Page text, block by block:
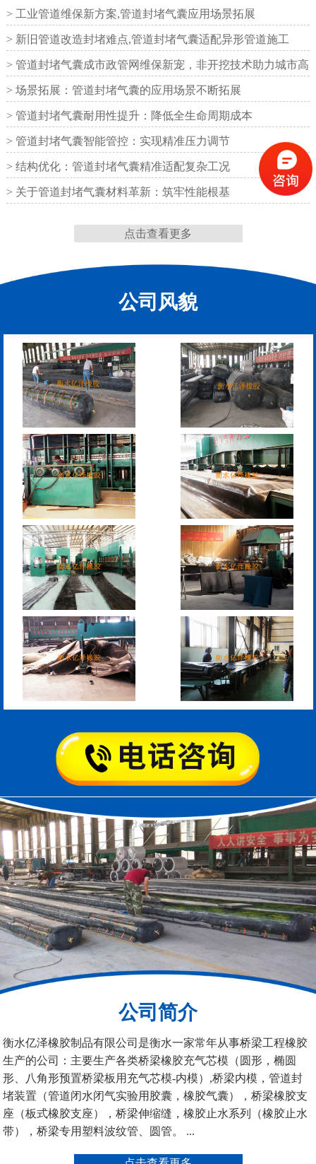
铁路盆式支座 公路盆式橡胶支座
缝
缝
RG型桥梁伸缩缝
D40、60、80型桥梁伸
缩缝
模数式160、240、320伸
缩缝
SF梳型伸缩缝
L型桥梁伸缩缝 Z型桥梁伸缩缝
板式橡胶伸缩缝 C型桥梁伸缩缝
200*25米圆形桥梁气囊 390*14米的圆形充气芯
模
> 工业管道维保新方案,管道封堵气囊应用场景拓展
> 新旧管道改造封堵难点,管道封堵气囊适配异形管道施工
> 管道封堵气囊成市政管网维保新宠，非开挖技术助力城市高
效运
> 场景拓展：管道封堵气囊的应用场景不断拓展
> 管道封堵气囊耐用性提升：降低全生命周期成本
> 管道封堵气囊智能管控：实现精准压力调节
> 结构优化：管道封堵气囊精准适配复杂工况
> 关于管道封堵气囊材料革新：筑牢性能根基
点击查看更多
公司风貌
公司简介
衡水亿泽橡胶制品有限公司是衡水一家常年从事桥梁工程橡胶
生产的公司：主要生产各类桥梁橡胶充气芯模（圆形，椭圆
形、八角形预置桥梁板用充气芯模-内模）,桥梁内模，管道封
堵装置（管道闭水闭气实验用胶囊，橡胶气囊），桥梁橡胶支
座（板式橡胶支座），桥梁伸缩缝，橡胶止水系列（橡胶止水
带），桥梁专用塑料波纹管、圆管。 ...